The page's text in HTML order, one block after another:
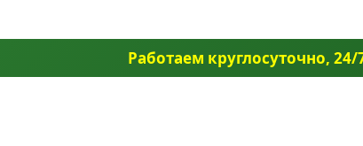
Работаем круглосуточно, 24/